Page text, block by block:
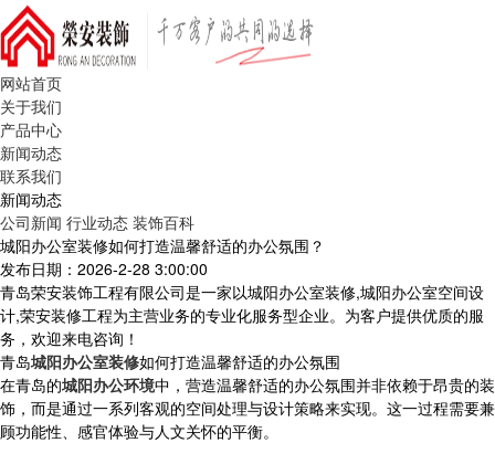
网站首页
关于我们
产品中心
新闻动态
联系我们
新闻动态
公司新闻 行业动态 装饰百科
城阳办公室装修如何打造温馨舒适的办公氛围？
发布日期：2026-2-28 3:00:00
青岛荣安装饰工程有限公司是一家以城阳办公室装修,城阳办公室空间设
计,荣安装修工程为主营业务的专业化服务型企业。为客户提供优质的服
务，欢迎来电咨询！
青岛城阳办公室装修如何打造温馨舒适的办公氛围
在青岛的城阳办公环境中，营造温馨舒适的办公氛围并非依赖于昂贵的装
饰，而是通过一系列客观的空间处理与设计策略来实现。这一过程需要兼
顾功能性、感官体验与人文关怀的平衡。